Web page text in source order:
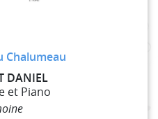
Chalumeau
DANIEL
et Piano